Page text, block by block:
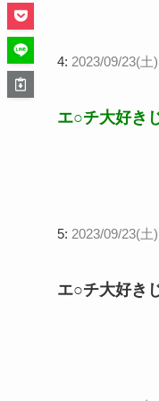
4: 2023/09/23(土
エ○チ大好き
5: 2023/09/23(土
エ○チ大好き